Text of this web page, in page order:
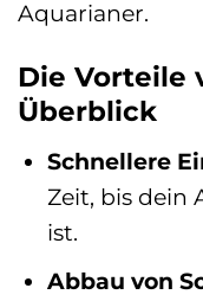
Aquarianer.
Die Vorteile
Überblick
Schnellere
Zeit, bis dein
ist.
Abbau von